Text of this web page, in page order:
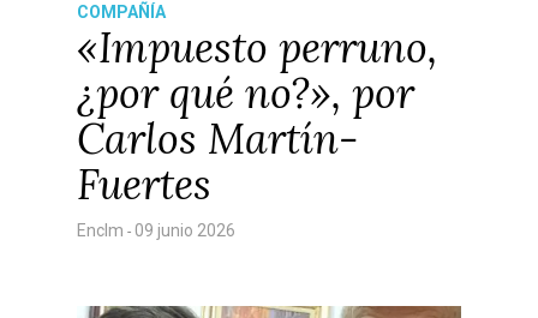
COMPAÑÍA
«Impuesto perruno,
¿por qué no?», por
Carlos Martín-
Fuertes
Enclm - 09 junio 2026